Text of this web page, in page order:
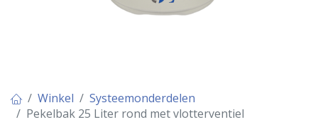
Winkel
Systeemonderdelen
Pekelbak 25 Liter rond met vlotterventiel